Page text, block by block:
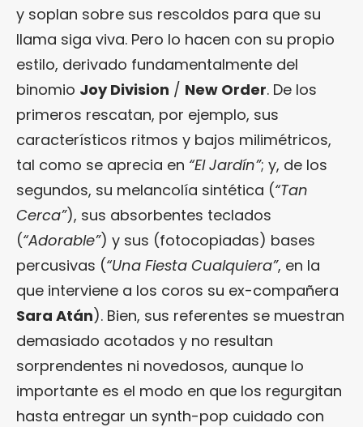
y soplan sobre sus rescoldos para que su
llama siga viva. Pero lo hacen con su propio
estilo, derivado fundamentalmente del
binomio Joy Division / New Order. De los
primeros rescatan, por ejemplo, sus
característicos ritmos y bajos milimétricos,
tal como se aprecia en “El Jardín”; y, de los
segundos, su melancolía sintética (“Tan
Cerca”), sus absorbentes teclados
(“Adorable”) y sus (fotocopiadas) bases
percusivas (“Una Fiesta Cualquiera”, en la
que interviene a los coros su ex-compañera
Sara Atán). Bien, sus referentes se muestran
demasiado acotados y no resultan
sorprendentes ni novedosos, aunque lo
importante es el modo en que los regurgitan
hasta entregar un synth-pop cuidado con